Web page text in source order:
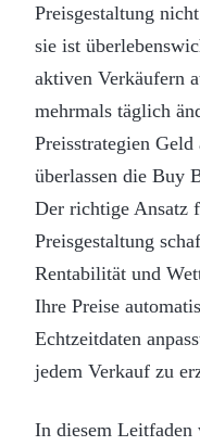
Preisgestaltung
sie ist
aktiven Verkäufern
mehrmals täglich
Preisstrategien
überlassen die Buy
Der richtige Ansatz
Preisgestaltung
Rentabilität und
Ihre Preise
Echtzeitdaten
jedem Verkauf zu
In diesem Leitfaden